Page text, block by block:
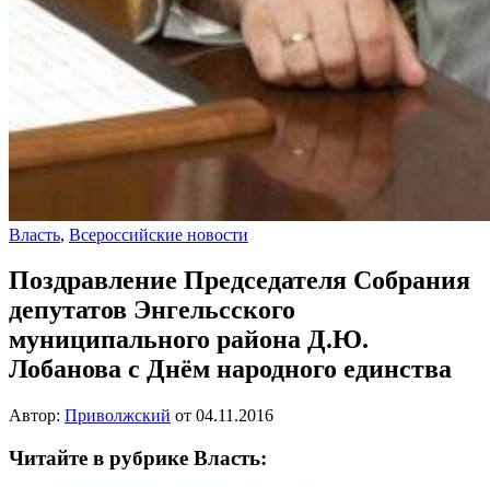
Власть, Всероссийские новости
Поздравление Председателя Собрания
депутатов Энгельсского
муниципального района Д.Ю.
Лобанова с Днём народного единства
Автор: Приволжский от 04.11.2016
Читайте в рубрике Власть: